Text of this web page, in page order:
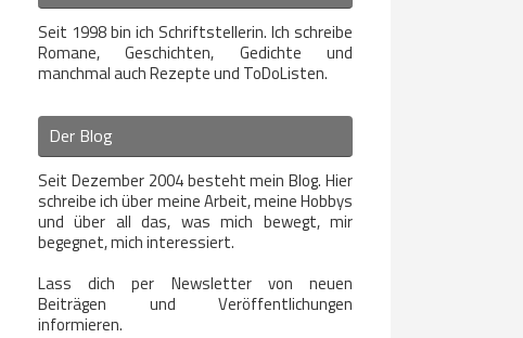
Seit 1998 bin ich Schriftstellerin. Ich schreibe
Romane, Geschichten, Gedichte und
manchmal auch Rezepte und ToDoListen.
Der Blog
Seit Dezember 2004 besteht mein Blog. Hier
schreibe ich über meine Arbeit, meine Hobbys
und über all das, was mich bewegt, mir
begegnet, mich interessiert.
Lass dich per Newsletter von neuen
Beiträgen und Veröffentlichungen
informieren.